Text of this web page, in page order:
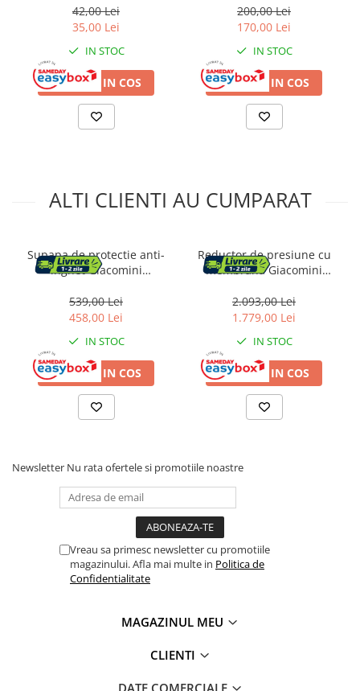
Dormitor & birou
Mobila dormitor
Dulapuri dormitor
Mese toaleta si oglinzi
Scaune birou
Camera copilului
Mese si scaune pentru copii
Fotolii pentru copii
Depozitare jucarii
Jucarii si accesorii
Depozitare si organizare
Garderobe
Organizatoare sertar si dulap
Rafturi depozitare
42,00 Lei
35,00 Lei
IN STOC
ADAUGA IN COS
conexiune 3/4” filet exterior,
interval 30-100°C
200,00 Lei
170,00 Lei
IN STOC
ADAUGA IN COS
ALTI CLIENTI AU CUMPARAT
Supapa de protectie anti-
inghet Giacomini
de caldura monobloc, filet
1" filet interior 3/4” filet
termostatic
539,00 Lei
458,00 Lei
IN STOC
ADAUGA IN COS
Reductor de presiune cu
membrana Giacomini
1" 1/2, 1.5-7 bar, alama CR,
PN25, pentru apa potabila
2.093,00 Lei
1.779,00 Lei
IN STOC
ADAUGA IN COS
Newsletter Nu rata ofertele si promotiile noastre
Vreau sa primesc newsletter cu promotiile
magazinului. Afla mai multe in Politica de
Confidentialitate
MAGAZINUL MEU
CLIENTI
DATE COMERCIALE